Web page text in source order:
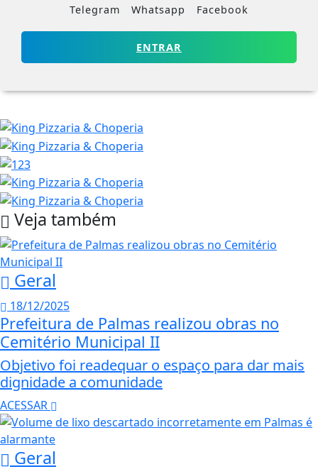
Telegram Whatsapp Facebook
ENTRAR
Veja também
Geral
18/12/2025
Prefeitura de Palmas realizou obras no
Cemitério Municipal II
Objetivo foi readequar o espaço para dar mais
dignidade a comunidade
ACESSAR
Geral